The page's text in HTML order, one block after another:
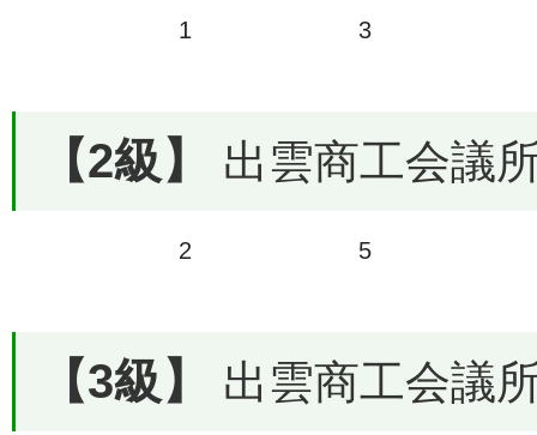
1 3
【2級】 出雲商工会議
2 5
【3級】 出雲商工会議